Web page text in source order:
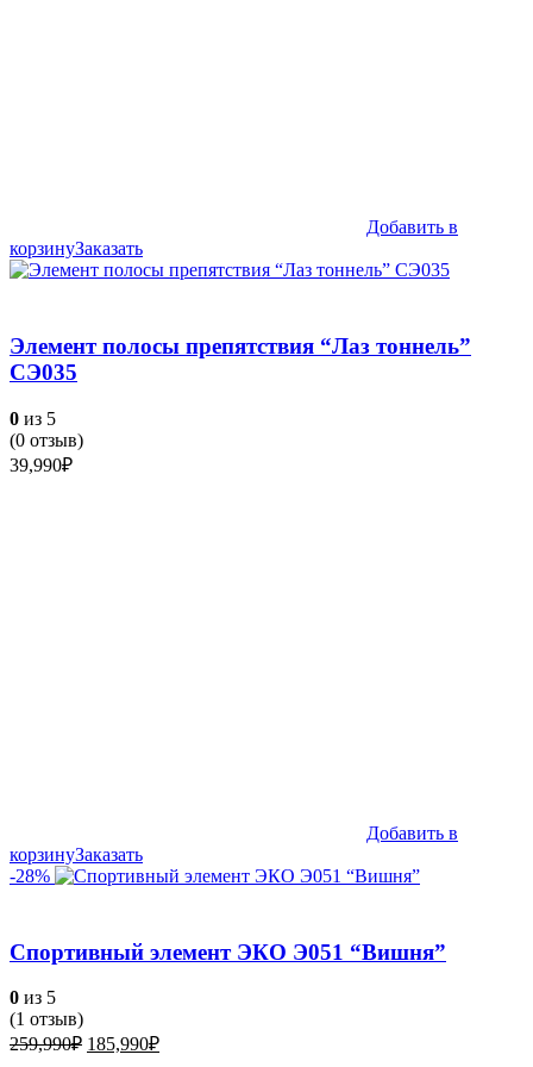
Добавить в
корзинуЗаказать
Элемент полосы препятствия “Лаз тоннель”
СЭ035
0 из 5
(0 отзыв)
39,990₽
Добавить в
корзинуЗаказать
-28%
Спортивный элемент ЭКО Э051 “Вишня”
0 из 5
(1 отзыв)
259,990₽ Первоначальная
185,990₽Текущая